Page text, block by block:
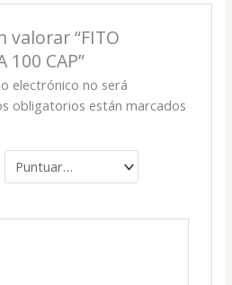
valorar “FITO
100 CAP”
electrónico no será
obligatorios están marcados